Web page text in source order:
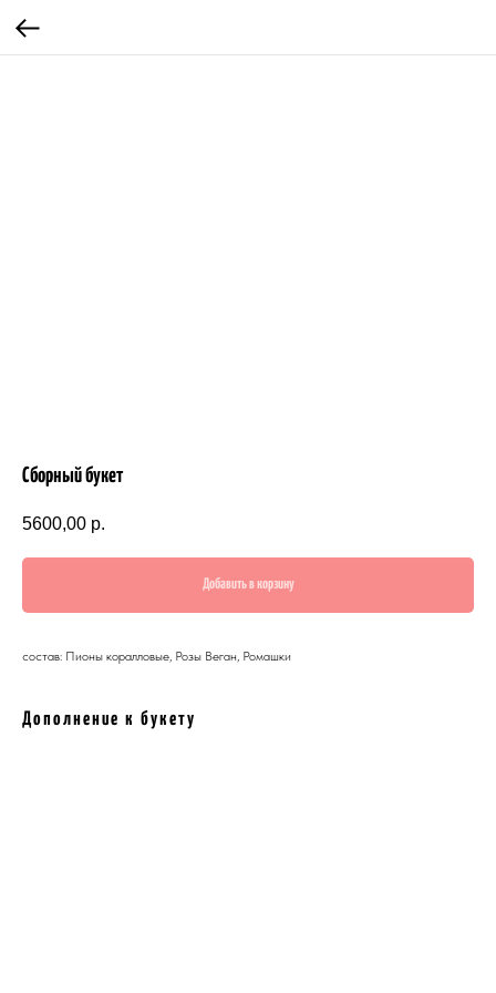
Сборный букет
5600,00 р.
Добавить в корзину
состав: Пионы коралловые, Розы Веган, Ромашки
Дополнение к букету